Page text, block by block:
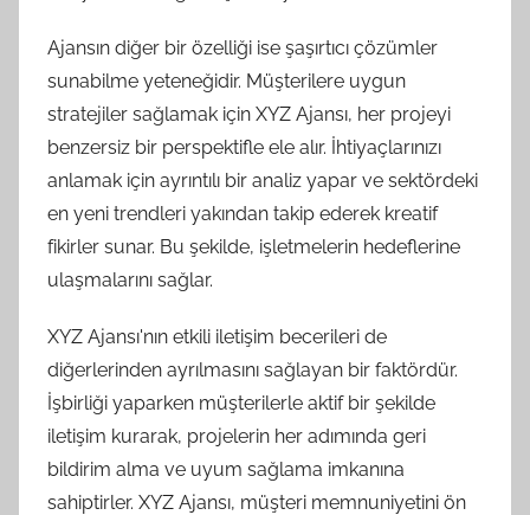
Ajansın diğer bir özelliği ise şaşırtıcı çözümler
sunabilme yeteneğidir. Müşterilere uygun
stratejiler sağlamak için XYZ Ajansı, her projeyi
benzersiz bir perspektifle ele alır. İhtiyaçlarınızı
anlamak için ayrıntılı bir analiz yapar ve sektördeki
en yeni trendleri yakından takip ederek kreatif
fikirler sunar. Bu şekilde, işletmelerin hedeflerine
ulaşmalarını sağlar.
XYZ Ajansı'nın etkili iletişim becerileri de
diğerlerinden ayrılmasını sağlayan bir faktördür.
İşbirliği yaparken müşterilerle aktif bir şekilde
iletişim kurarak, projelerin her adımında geri
bildirim alma ve uyum sağlama imkanına
sahiptirler. XYZ Ajansı, müşteri memnuniyetini ön